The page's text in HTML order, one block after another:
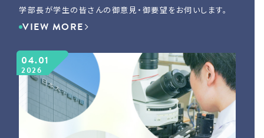
学部長が学生の皆さんの御意見・御要望をお伺いします。
VIEW MORE
04.01
2026